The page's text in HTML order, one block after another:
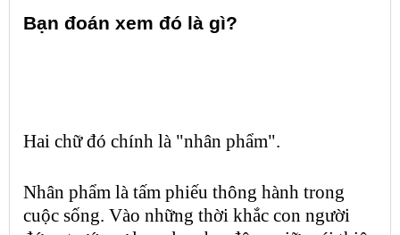
Bạn đoán xem đó là gì?
Hai chữ đó chính là "nhân phẩm".
Nhân phẩm là tấm phiếu thông hành trong
cuộc sống. Vào những thời khắc con người